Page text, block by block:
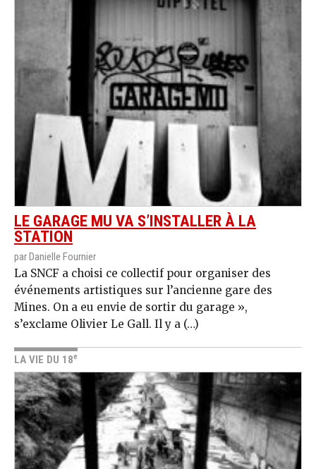
LE GARAGE MU VA S’INSTALLER À LA
STATION
par Danielle Fournier
La SNCF a choisi ce collectif pour organiser des
événements artistiques sur l’ancienne gare des
Mines. On a eu envie de sortir du garage »,
s’exclame Olivier Le Gall. Il y a (…)
LA VIE DU 18e